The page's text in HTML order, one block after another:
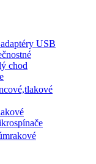
USB
chod